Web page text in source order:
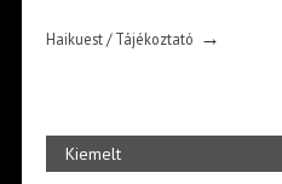
Haikuest / Tájékoztató →
Kiemelt